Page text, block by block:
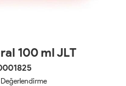
100 ml JLT
Değerlendirme